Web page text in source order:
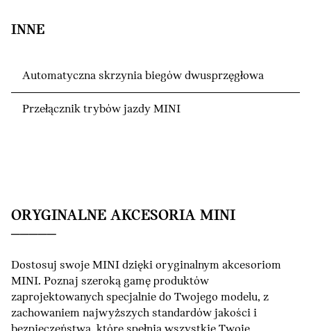
INNE
Automatyczna skrzynia biegów dwusprzęgłowa
Przełącznik trybów jazdy MINI
ORYGINALNE AKCESORIA MINI
Dostosuj swoje MINI dzięki oryginalnym akcesoriom
MINI. Poznaj szeroką gamę produktów
zaprojektowanych specjalnie do Twojego modelu, z
zachowaniem najwyższych standardów jakości i